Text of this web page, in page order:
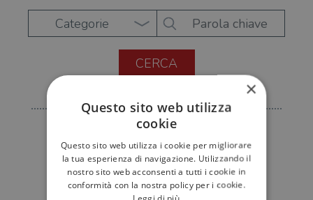
Categorie
×
Questo sito web utilizza
cookie
Questo sito web utilizza i cookie per migliorare
la tua esperienza di navigazione. Utilizzando il
nostro sito web acconsenti a tutti i cookie in
conformità con la nostra policy per i cookie.